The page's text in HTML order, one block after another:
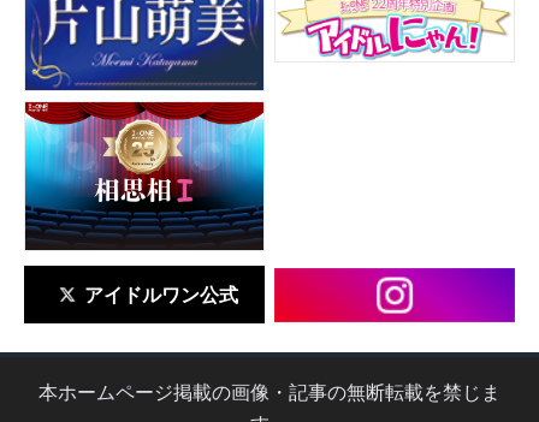
アイドルワン公式
本ホームページ掲載の画像・記事の無断転載を禁じま